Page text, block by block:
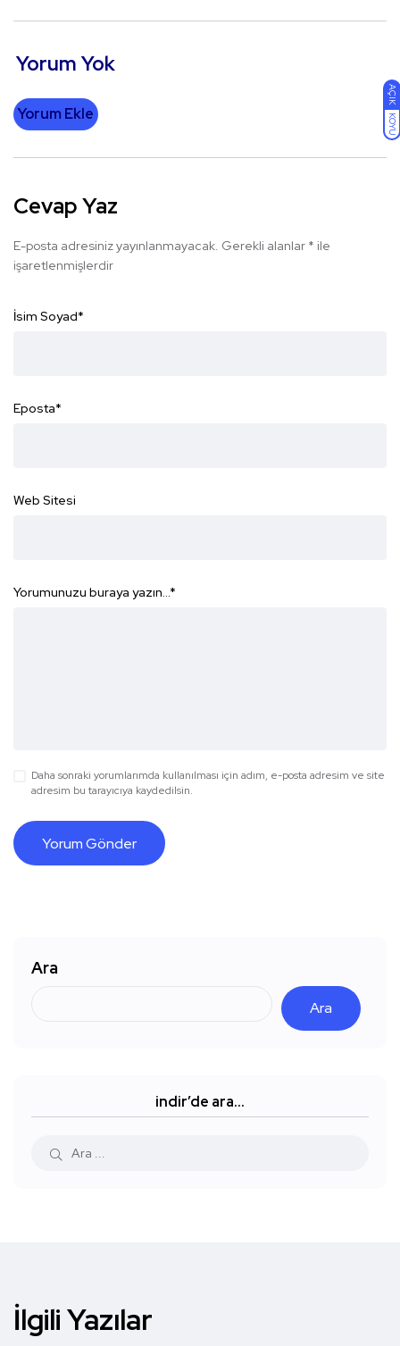
AÇIK
KOYU
Yorum Yok
Yorum Ekle
Cevap Yaz
E-posta adresiniz yayınlanmayacak. Gerekli alanlar * ile
işaretlenmişlerdir
İsim Soyad*
Eposta*
Web Sitesi
Yorumunuzu buraya yazın...*
Daha sonraki yorumlarımda kullanılması için adım, e-posta adresim ve site
adresim bu tarayıcıya kaydedilsin.
Ara
Ara
indir’de ara…
İlgili Yazılar